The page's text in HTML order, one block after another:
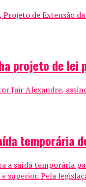
de Extensão
projeto de
Jair Alexandre,
temporária
a saída temporária
superior. Pela